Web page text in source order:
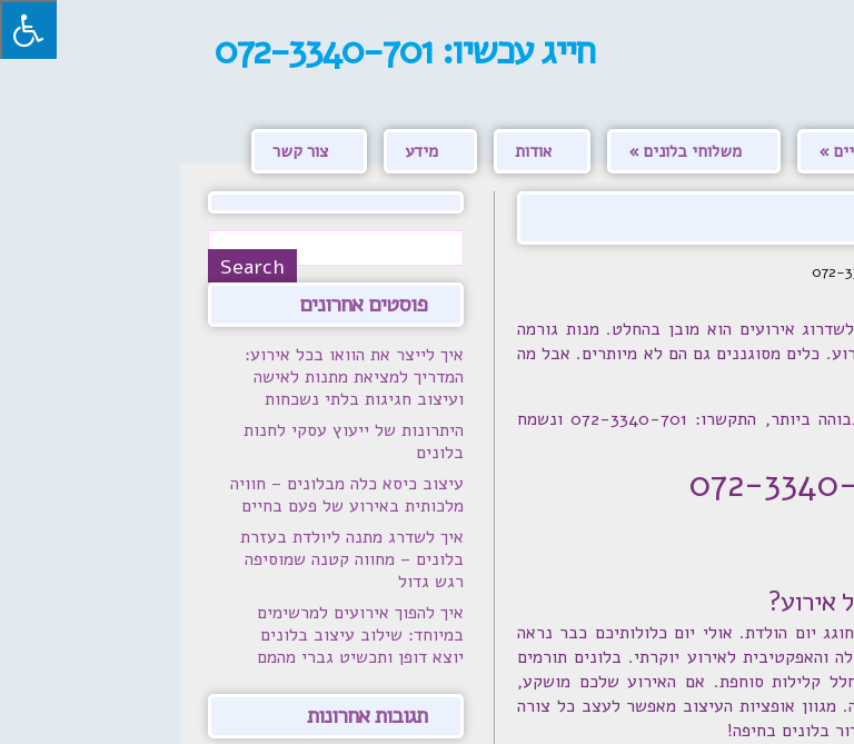
חייג עכשיו:
משלוחי בלונים אודות מידע צור קשר
אירועים הוא מובן בהחלט. מנות גורמה
כלים מסוגננים גם הם לא מיותרים. אבל מה
אם אתם מעוניינים להזמין סידור בלונים בחיפה ברמה הגבוהה ביותר, התקשרו: 072-3340-701 ונשמח
אירוע?
יום הולדת. אולי יום כלולותיכם כבר נראה
לאירוע יוקרתי. בלונים תורמים
קלילות סוחפת. אם האירוע שלכם מושקע,
מגוון אופציות העיצוב מאפשר לעצב כל צורה
בלונים בחיפה!
פוסטים אחרונים
איך לייצר את הוואו בכל אירוע:
המדריך למציאת מתנות לאישה
ועיצוב חגיגות בלתי נשכחות
היתרונות של ייעוץ עסקי לחנות
בלונים
עיצוב כיסא כלה מבלונים – חוויה
מלכותית באירוע של פעם בחיים
איך לשדרג מתנה ליולדת בעזרת
בלונים – מחווה קטנה שמוסיפה
רגש גדול
איך להפוך אירועים למרשימים
במיוחד: שילוב עיצוב בלונים
יוצא דופן ותכשיט גברי מהמם
תגובות אחרונות